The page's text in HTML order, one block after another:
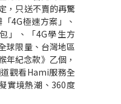
，只送不賣的再驚
4G極速方案」、
」、「4G學生方
球限量、台灣地區
紀念款》乙個，
觀看Hami服務全
實境熱潮、360度